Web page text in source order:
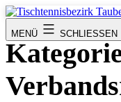
Zum
Inhalt
springen
Tischtennisbezirk
Tauberbischofsheim
MENÜ SCHLIESSEN